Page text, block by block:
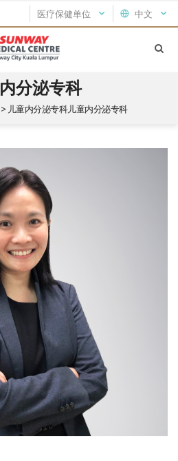
中文
医疗保健单位
分泌专科
> 儿童内分泌专科儿童内分泌专科